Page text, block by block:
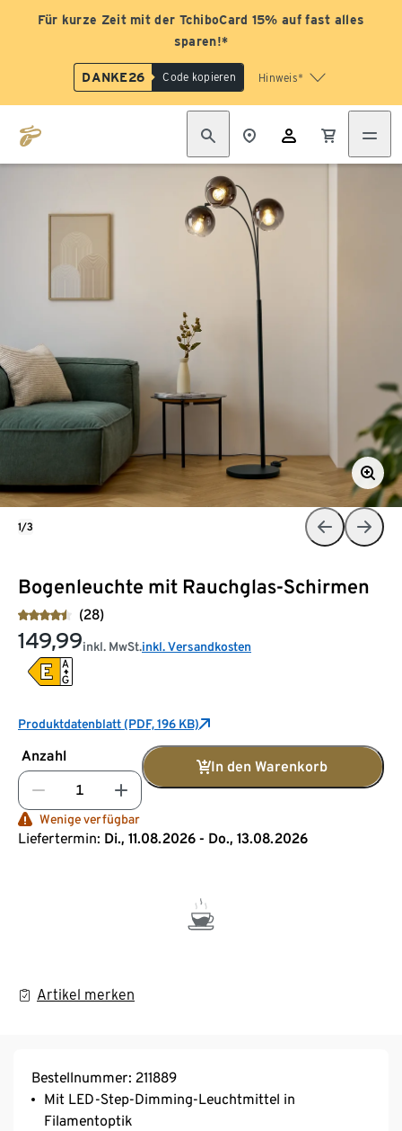
Für kurze Zeit mit der TchiboCard 15% auf fast alles
sparen!*
DANKE26 Code kopieren Hinweis*
Bogenleuchte mit Rauchglas-Schirmen
(28)
149,99inkl. MwSt.inkl. Versandkosten
Produktdatenblatt (PDF, 196 KB)
Anzahl
In den Warenkorb
Wenige verfügbar
Liefertermin: Di., 11.08.2026 - Do., 13.08.2026
Artikel merken
1/3
Bestellnummer: 211889
Mit LED-Step-Dimming-Leuchtmittel in
Filamentoptik